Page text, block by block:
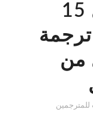
أفضل 15
من
للمترجمين